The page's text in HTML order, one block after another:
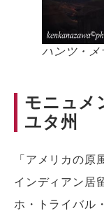
ハンツ・メ
モニュメ
ユタ州
「アメリカの原
インディアン居
ホ・トライバル